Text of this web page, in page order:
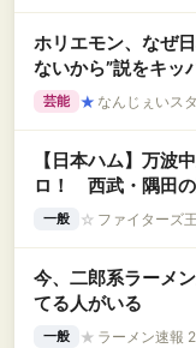
ホリエモン、なぜ
ないから”説をキッ
芸能 ★ なんじぇいス
【日本ハム】万
ロ！ 西武・隅田
一般 ☆ ファイターズ
今、二郎系ラーメ
てる人がいる
一般 ★ ラーメン速報